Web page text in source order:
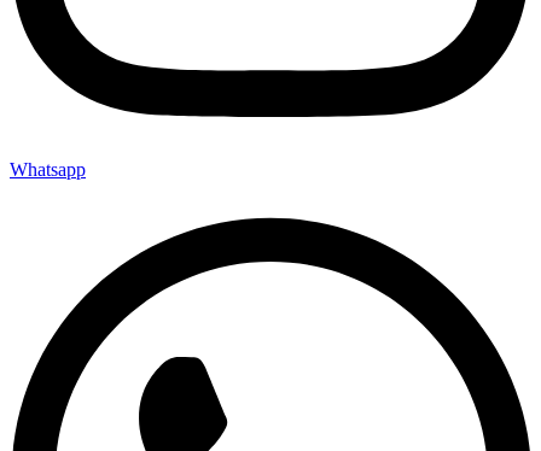
Whatsapp